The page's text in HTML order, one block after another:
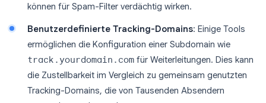
können für Spam-Filter verdächtig wirken.
Benutzerdefinierte Tracking-Domains: Einige Tools
ermöglichen die Konfiguration einer Subdomain wie
track.yourdomain.com für Weiterleitungen. Dies kann
die Zustellbarkeit im Vergleich zu gemeinsam genutzten
Tracking-Domains, die von Tausenden Absendern